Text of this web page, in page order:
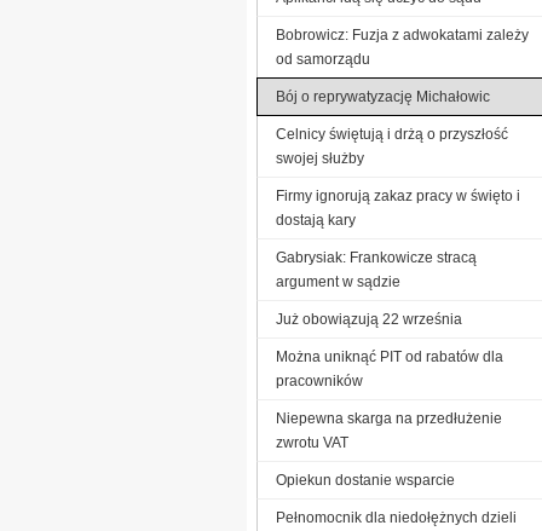
Bobrowicz: Fuzja z adwokatami zależy
od samorządu
Bój o reprywatyzację Michałowic
Celnicy świętują i drżą o przyszłość
swojej służby
Firmy ignorują zakaz pracy w święto i
dostają kary
Gabrysiak: Frankowicze stracą
argument w sądzie
Już obowiązują 22 września
Można uniknąć PIT od rabatów dla
pracowników
Niepewna skarga na przedłużenie
zwrotu VAT
Opiekun dostanie wsparcie
Pełnomocnik dla niedołężnych dzieli